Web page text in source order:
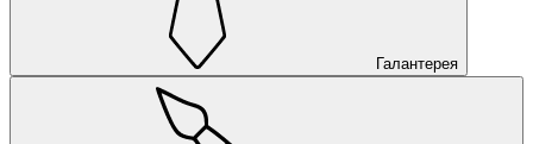
Галантерея